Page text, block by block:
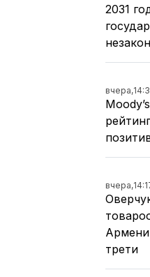
2031
вчера,
вчера,
трети